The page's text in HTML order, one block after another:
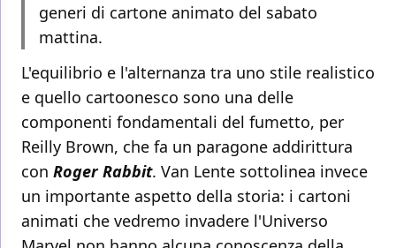
generi di cartone animato del sabato
mattina.
L'equilibrio e l'alternanza tra uno stile realistico
e quello cartoonesco sono una delle
componenti fondamentali del fumetto, per
Reilly Brown, che fa un paragone addirittura
con Roger Rabbit. Van Lente sottolinea invece
un importante aspetto della storia: i cartoni
animati che vedremo invadere l'Universo